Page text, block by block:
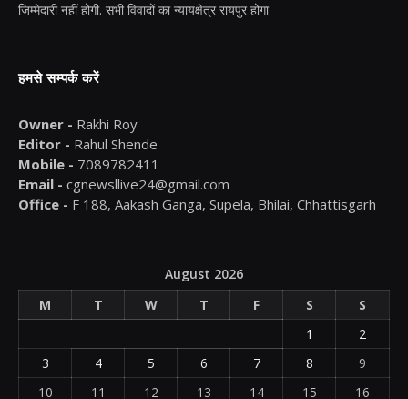
जिम्मेदारी नहीं होगी. सभी विवादों का न्यायक्षेत्र रायपुर होगा
हमसे सम्पर्क करें
Owner - Rakhi Roy
Editor - Rahul Shende
Mobile - 7089782411
Email - cgnewsllive24@gmail.com
Office - F 188, Aakash Ganga, Supela, Bhilai, Chhattisgarh
August 2026
M
T W T F S
S
1
2
3
4 5 6 7 8
9
10
11 12 13 14 15 16